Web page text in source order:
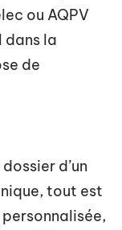
ou AQPV
dans la
de
d’un
tout est